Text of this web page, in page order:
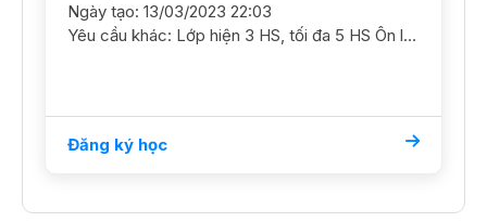
Ngày tạo: 13/03/2023 22:03
Yêu cầu khác: Lớp hiện 3 HS, tối đa 5 HS Ôn luyện nâng cao, ôn thi cấp 2 CLC
Đăng ký học